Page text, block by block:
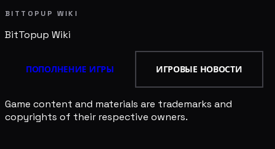
BITTOPUP WIKI
BitTopup Wiki
ПОПОЛНЕНИЕ ИГРЫ ИГРОВЫЕ НОВОСТИ
Game content and materials are trademarks and
copyrights of their respective owners.